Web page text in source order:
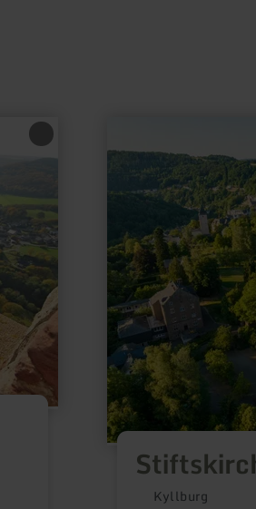
Kyllburg
zu:
Stiftskirche